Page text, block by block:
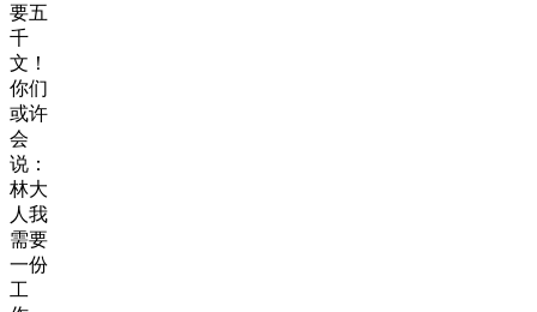
要五
千
文！
你们
或许
会
说：
林大
人我
需要
一份
工